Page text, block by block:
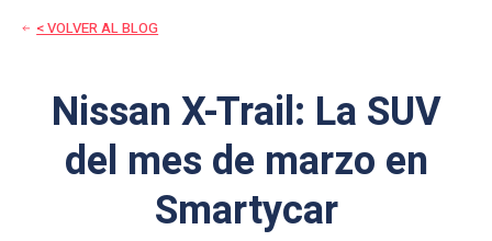
< VOLVER AL BLOG
Nissan X-Trail: La SUV
del mes de marzo en
Smartycar